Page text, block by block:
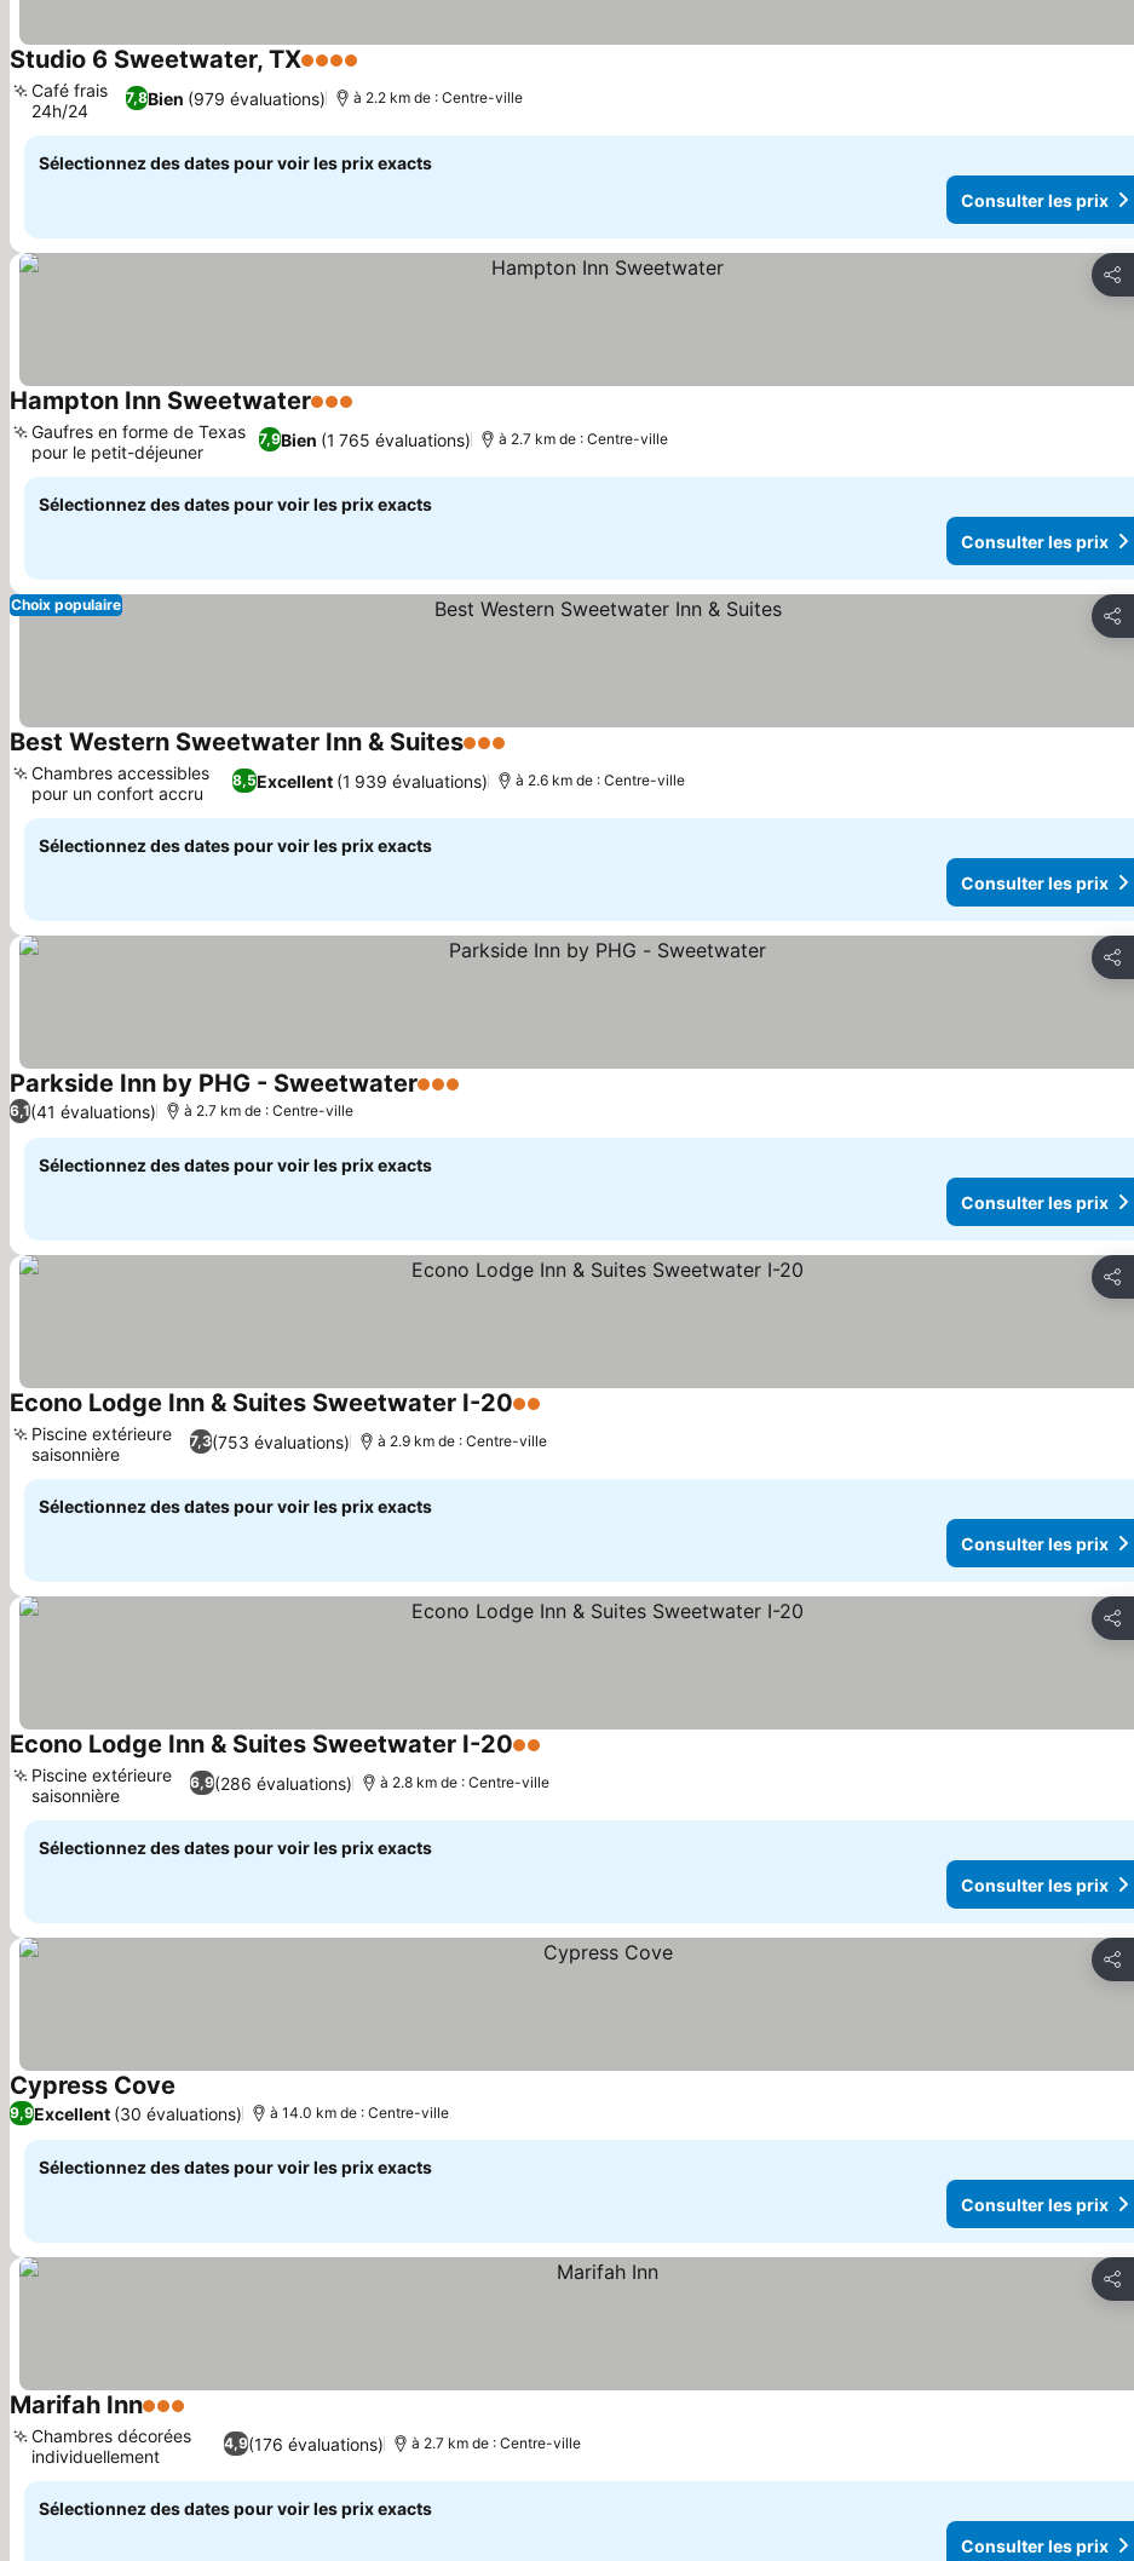
Studio 6 Sweetwater, TX4 Étoiles
7,8Bien (979 évaluations)
Café frais
24h/24
à 2.2 km de : Centre-ville
Sélectionnez des dates pour voir les prix exacts
Consulter les prix
Hampton Inn Sweetwater3 Étoiles
7,9Bien (1 765 évaluations)
Gaufres en forme de Texas
pour le petit-déjeuner
à 2.7 km de : Centre-ville
Sélectionnez des dates pour voir les prix exacts
Consulter les prix
Choix populaire
Best Western Sweetwater Inn & Suites3 Étoiles
8,5Excellent (1 939 évaluations)
Chambres accessibles
pour un confort accru
à 2.6 km de : Centre-ville
Sélectionnez des dates pour voir les prix exacts
Consulter les prix
Parkside Inn by PHG - Sweetwater3 Étoiles
6,1(41 évaluations) à 2.7 km de : Centre-ville
Sélectionnez des dates pour voir les prix exacts
Consulter les prix
Econo Lodge Inn & Suites Sweetwater I-202 Étoiles
7,3(753 évaluations)
Piscine extérieure
saisonnière
à 2.9 km de : Centre-ville
Sélectionnez des dates pour voir les prix exacts
Consulter les prix
Econo Lodge Inn & Suites Sweetwater I-202 Étoiles
6,9(286 évaluations)
Piscine extérieure
saisonnière
à 2.8 km de : Centre-ville
Sélectionnez des dates pour voir les prix exacts
Consulter les prix
Cypress Cove
9,9Excellent (30 évaluations) à 14.0 km de : Centre-ville
Sélectionnez des dates pour voir les prix exacts
Consulter les prix
Marifah Inn3 Étoiles
4,9(176 évaluations)
Chambres décorées
individuellement
à 2.7 km de : Centre-ville
Sélectionnez des dates pour voir les prix exacts
Consulter les prix